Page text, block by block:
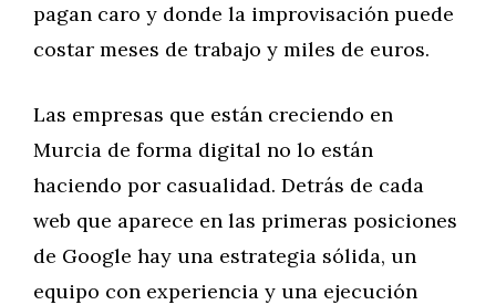
pagan caro y donde la improvisación puede
costar meses de trabajo y miles de euros.
Las empresas que están creciendo en
Murcia de forma digital no lo están
haciendo por casualidad. Detrás de cada
web que aparece en las primeras posiciones
de Google hay una estrategia sólida, un
equipo con experiencia y una ejecución